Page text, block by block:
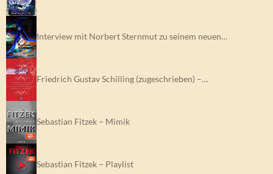
Interview mit Norbert Sternmut zu seinem neuen…
Friedrich Gustav Schilling (zugeschrieben) –…
Sebastian Fitzek – Mimik
Sebastian Fitzek – Playlist